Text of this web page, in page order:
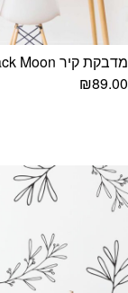
מדבקת קיר Black Moon
₪89.00